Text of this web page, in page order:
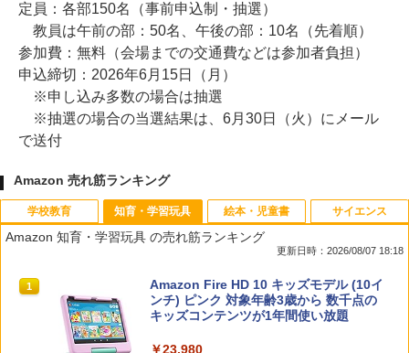
定員：各部150名（事前申込制・抽選）
教員は午前の部：50名、午後の部：10名（先着順）
参加費：無料（会場までの交通費などは参加者負担）
申込締切：2026年6月15日（月）
※申し込み多数の場合は抽選
※抽選の場合の当選結果は、6月30日（火）にメール
で送付
Amazon 売れ筋ランキング
学校教育
1 先生のためのGoogle AI完全攻略図鑑
￥-
知育・学習玩具
Amazon 知育・学習玩具 の売れ筋ランキング
更新日時：2026/08/07 18:18
1
Amazon Fire HD 10 キッズモデル (10イ
ンチ) ピンク 対象年齢3歳から 数千点の
キッズコンテンツが1年間使い放題
￥23,980
絵本・児童書 サイエンス